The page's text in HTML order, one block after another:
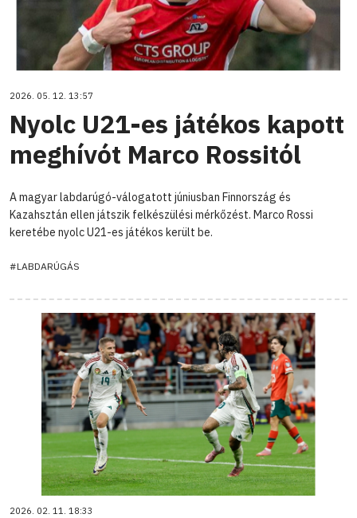
2026. 05. 12. 13:57
Nyolc U21-es játékos kapott
meghívót Marco Rossitól
A magyar labdarúgó-válogatott júniusban Finnország és
Kazahsztán ellen játszik felkészülési mérkőzést. Marco Rossi
keretébe nyolc U21-es játékos került be.
#LABDARÚGÁS
2026. 02. 11. 18:33